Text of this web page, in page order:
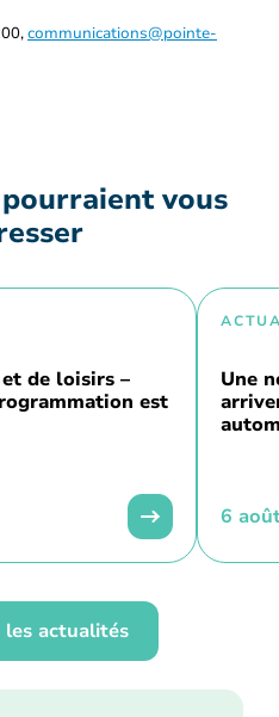
communications@pointe-
vous
de loisirs –
est
Une
6
actualités